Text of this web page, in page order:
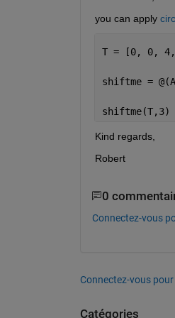
you can apply
T = [0, 0,
shiftme =
shiftme(T,3)
Kind regards,
Robert
0
Connectez-vous
Connectez-vous
Catégories